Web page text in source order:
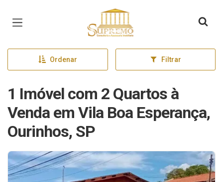
Página inicial
Ordenar Filtrar
1 Imóvel com 2 Quartos à
Venda em Vila Boa Esperança,
Ourinhos, SP